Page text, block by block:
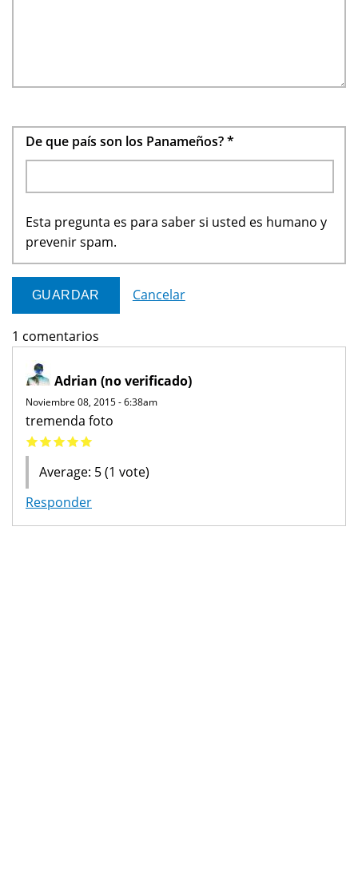
De que país son los Panameños?*
Esta pregunta es para saber si usted es humano y
prevenir spam.
Cancelar
1 comentarios
Adrian (no verificado)
Noviembre 08, 2015 - 6:38am
tremenda foto
Average: 5(1 vote)
Responder